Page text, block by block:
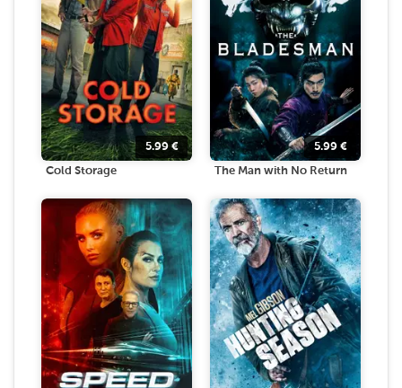
5.99 €
Cold Storage
5.99 €
The Man with No Return